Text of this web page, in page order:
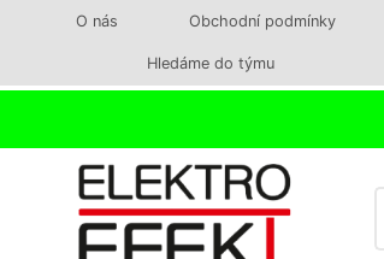
O nás Obchodní podmínky
Hledáme do týmu